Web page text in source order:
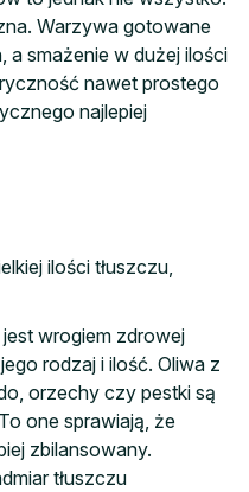
Warzywa gotowane
a smażenie w dużej ilości
nawet prostego
najlepiej
ilości tłuszczu,
wrogiem zdrowej
rodzaj i ilość. Oliwa z
orzechy czy pestki są
one sprawiają, że
zbilansowany.
tłuszczu